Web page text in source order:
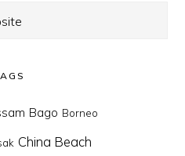
Bago Borneo
China Beach